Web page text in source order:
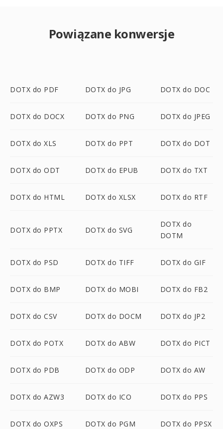
Powiązane konwersje
DOTX do PDF DOTX do JPG DOTX do DOC
DOTX do DOCX DOTX do PNG DOTX do JPEG
DOTX do XLS DOTX do PPT DOTX do DOT
DOTX do ODT DOTX do EPUB DOTX do TXT
DOTX do HTML DOTX do XLSX DOTX do RTF
DOTX do PPTX DOTX do SVG
DOTX do
DOTM
DOTX do PSD DOTX do TIFF DOTX do GIF
DOTX do BMP DOTX do MOBI DOTX do FB2
DOTX do CSV DOTX do DOCM DOTX do JP2
DOTX do POTX DOTX do ABW DOTX do PICT
DOTX do PDB DOTX do ODP DOTX do AW
DOTX do AZW3 DOTX do ICO DOTX do PPS
DOTX do OXPS DOTX do PGM DOTX do PPSX